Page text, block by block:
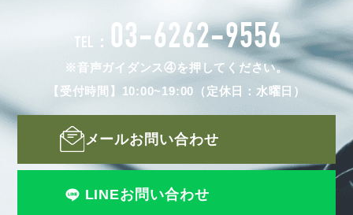
TEL： 03-6262-9556
※音声ガイダンス④を押してください。
【受付時間】10:00~19:00（定休日：水曜日）
メールお問い合わせ
LINEお問い合わせ